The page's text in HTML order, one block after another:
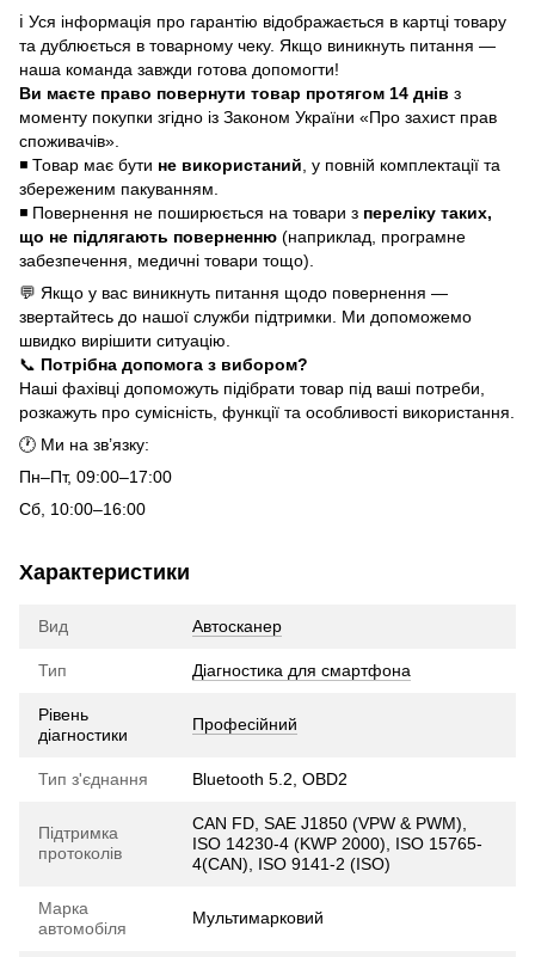
ℹ️ Уся інформація про гарантію відображається в картці товару
та дублюється в товарному чеку. Якщо виникнуть питання —
наша команда завжди готова допомогти!
Ви маєте право повернути товар протягом 14 днів з
моменту покупки згідно із Законом України «Про захист прав
споживачів».
◾ Товар має бути не використаний , у повній комплектації та
збереженим пакуванням.
◾ Повернення не поширюється на товари з переліку таких,
що не підлягають поверненню (наприклад, програмне
забезпечення, медичні товари тощо).
💬 Якщо у вас виникнуть питання щодо повернення —
звертайтесь до нашої служби підтримки. Ми допоможемо
швидко вирішити ситуацію.
📞 Потрібна допомога з вибором?
Наші фахівці допоможуть підібрати товар під ваші потреби,
розкажуть про сумісність, функції та особливості використання.
🕐 Ми на зв’язку:
Пн–Пт, 09:00–17:00
Сб, 10:00–16:00
Характеристики
Вид Автосканер
Тип Діагностика для смартфона
Рівень
діагностики
Професійний
Тип з'єднання Bluetooth 5.2, OBD2
Підтримка
протоколів
CAN FD, SAE J1850 (VPW & PWM),
ISO 14230-4 (KWP 2000), ISO 15765-
4(CAN), ISO 9141-2 (ISO)
Марка
автомобіля
Мультимарковий